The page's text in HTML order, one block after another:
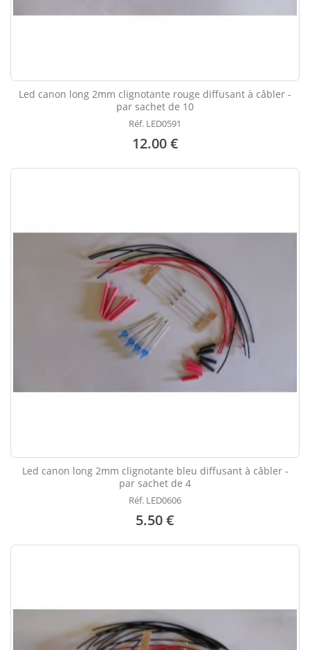
Led canon long 2mm clignotante rouge diffusant à câbler -
par sachet de 10
Réf. LED0591
12.00 €
Led canon long 2mm clignotante bleu diffusant à câbler -
par sachet de 4
Réf. LED0606
5.50 €